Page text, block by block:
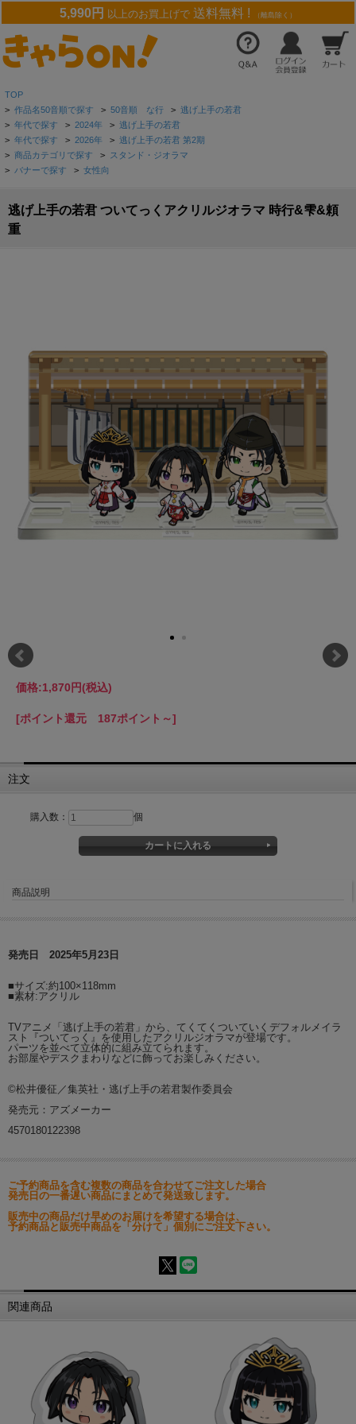
5,990円 以上のお買上げで 送料無料 ! （離島除く）
TOP
> 作品名50音順で探す > 50音順 な行 > 逃げ上手の若君
> 年代で探す > 2024年 > 逃げ上手の若君
> 年代で探す > 2026年 > 逃げ上手の若君 第2期
> 商品カテゴリで探す > スタンド・ジオラマ
> バナーで探す > 女性向
逃げ上手の若君 ついてっくアクリルジオラマ 時行&雫&頼
重
価格:1,870円(税込)
[ポイント還元 187ポイント～]
注文
購入数： 個
商品説明
発売日 2025年5月23日
■サイズ:約100×118mm
■素材:アクリル
TVアニメ「逃げ上手の若君」から、てくてくついていくデフォルメイラ
スト『ついてっく』を使用したアクリルジオラマが登場です。
パーツを並べて立体的に組み立てられます。
お部屋やデスクまわりなどに飾ってお楽しみください。
©松井優征／集英社・逃げ上手の若君製作委員会
発売元：アズメーカー
4570180122398
ご予約商品を含む複数の商品を合わせてご注文した場合
発売日の一番遅い商品にまとめて発送致します。
販売中の商品だけ早めのお届けを希望する場合は、
予約商品と販売中商品を「分けて」個別にご注文下さい。
関連商品